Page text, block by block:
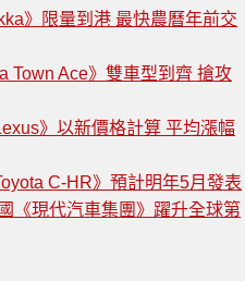
》限量到港 最快農曆年前交
Town Ace》雙車型到齊 搶攻
》以新價格計算 平均漲幅
C-HR》預計明年5月發表
《現代汽車集團》躍升全球第